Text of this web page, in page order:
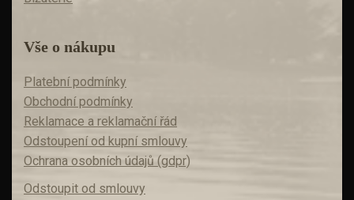
Vše o nákupu
Platební podmínky
Obchodní podmínky
Reklamace a reklamační řád
Odstoupení od kupní smlouvy
Ochrana osobních údajů (gdpr)
Odstoupit od smlouvy